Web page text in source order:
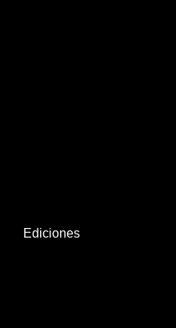
Ediciones